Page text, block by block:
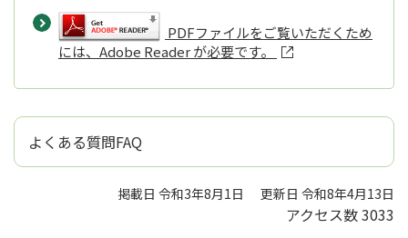
PDFファイルをご覧いただくため
には、Adobe Reader が必要です。
よくある質問FAQ
掲載日 令和3年8月1日 更新日 令和8年4月13日
アクセス数3033